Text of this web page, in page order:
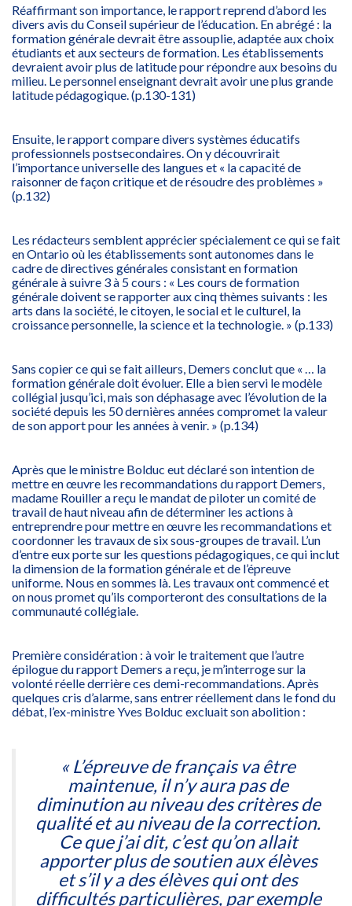
Réaffirmant son importance, le rapport reprend d’abord les
divers avis du Conseil supérieur de l’éducation. En abrégé : la
formation générale devrait être assouplie, adaptée aux choix
étudiants et aux secteurs de formation. Les établissements
devraient avoir plus de latitude pour répondre aux besoins du
milieu. Le personnel enseignant devrait avoir une plus grande
latitude pédagogique. (p.130-131)
Ensuite, le rapport compare divers systèmes éducatifs
professionnels postsecondaires. On y découvrirait
l’importance universelle des langues et « la capacité de
raisonner de façon critique et de résoudre des problèmes »
(p.132)
Les rédacteurs semblent apprécier spécialement ce qui se fait
en Ontario où les établissements sont autonomes dans le
cadre de directives générales consistant en formation
générale à suivre 3 à 5 cours : « Les cours de formation
générale doivent se rapporter aux cinq thèmes suivants : les
arts dans la société, le citoyen, le social et le culturel, la
croissance personnelle, la science et la technologie. » (p.133)
Sans copier ce qui se fait ailleurs, Demers conclut que « … la
formation générale doit évoluer. Elle a bien servi le modèle
collégial jusqu’ici, mais son déphasage avec l’évolution de la
société depuis les 50 dernières années compromet la valeur
de son apport pour les années à venir. » (p.134)
Après que le ministre Bolduc eut déclaré son intention de
mettre en œuvre les recommandations du rapport Demers,
madame Rouiller a reçu le mandat de piloter un comité de
travail de haut niveau afin de déterminer les actions à
entreprendre pour mettre en œuvre les recommandations et
coordonner les travaux de six sous-groupes de travail. L’un
d’entre eux porte sur les questions pédagogiques, ce qui inclut
la dimension de la formation générale et de l’épreuve
uniforme. Nous en sommes là. Les travaux ont commencé et
on nous promet qu’ils comporteront des consultations de la
communauté collégiale.
Première considération : à voir le traitement que l’autre
épilogue du rapport Demers a reçu, je m’interroge sur la
volonté réelle derrière ces demi-recommandations. Après
quelques cris d’alarme, sans entrer réellement dans le fond du
débat, l’ex-ministre Yves Bolduc excluait son abolition :
« L’épreuve de français va être
maintenue, il n’y aura pas de
diminution au niveau des critères de
qualité et au niveau de la correction.
Ce que j’ai dit, c’est qu’on allait
apporter plus de soutien aux élèves
et s’il y a des élèves qui ont des
difficultés particulières, par exemple